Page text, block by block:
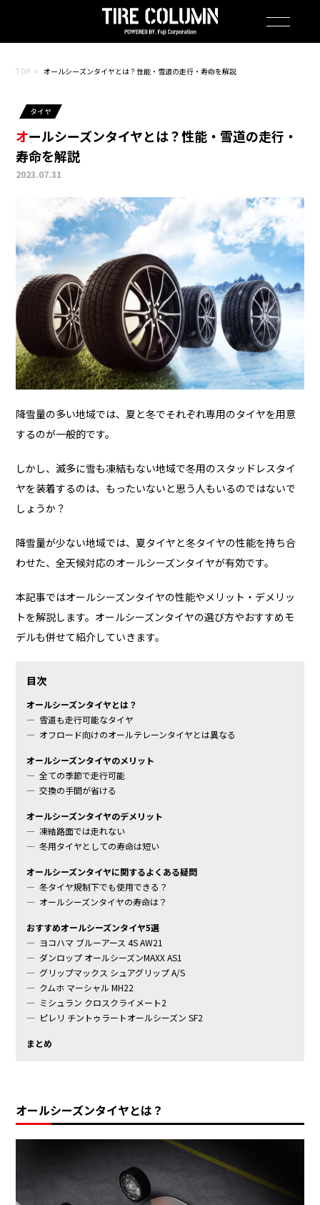
TOP オールシーズンタイヤとは？性能・雪道の走行・寿命を解説
タイヤ
オールシーズンタイヤとは？性能・雪道の走行・
寿命を解説
2023.07.31
降雪量の多い地域では、夏と冬でそれぞれ専用のタイヤを用意
するのが一般的です。
しかし、滅多に雪も凍結もない地域で冬用のスタッドレスタイ
ヤを装着するのは、もったいないと思う人もいるのではないで
しょうか？
降雪量が少ない地域では、夏タイヤと冬タイヤの性能を持ち合
わせた、全天候対応のオールシーズンタイヤが有効です。
本記事ではオールシーズンタイヤの性能やメリット・デメリッ
トを解説します。オールシーズンタイヤの選び方やおすすめモ
デルも併せて紹介していきます。
目次
オールシーズンタイヤとは？
雪道も走行可能なタイヤ
オフロード向けのオールテレーンタイヤとは異なる
オールシーズンタイヤのメリット
全ての季節で走行可能
交換の手間が省ける
オールシーズンタイヤのデメリット
凍結路面では走れない
冬用タイヤとしての寿命は短い
オールシーズンタイヤに関するよくある疑問
冬タイヤ規制下でも使用できる？
オールシーズンタイヤの寿命は？
おすすめオールシーズンタイヤ5選
ヨコハマ ブルーアース 4S AW21
ダンロップ オールシーズンMAXX AS1
グリップマックス シュアグリップ A/S
クムホ マーシャル MH22
ミシュラン クロスクライメート2
ピレリ チントゥラートオールシーズン SF2
まとめ
オールシーズンタイヤとは？